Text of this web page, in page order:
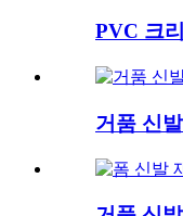
PVC 크
거품 신